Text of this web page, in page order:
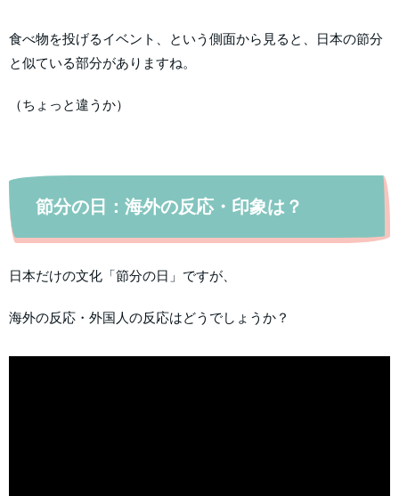
食べ物を投げるイベント、という側面から見ると、日本の節分
と似ている部分がありますね。
（ちょっと違うか）
節分の日：海外の反応・印象は？
日本だけの文化「節分の日」ですが、
海外の反応・外国人の反応はどうでしょうか？